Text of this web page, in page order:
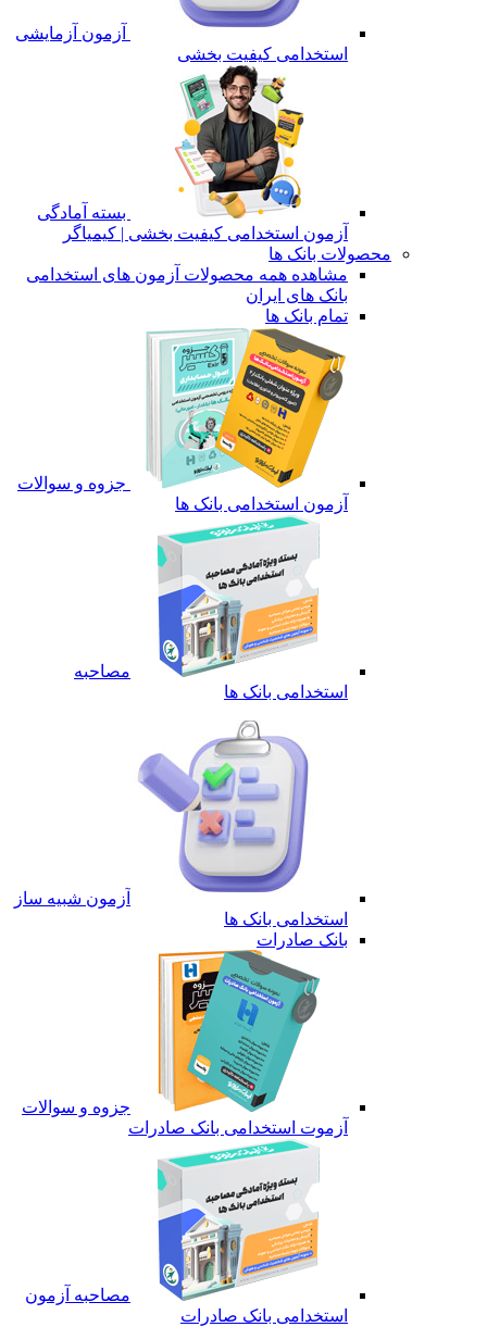
آزمون آزمایشی
استخدامی کیفیت بخشی
بسته آمادگی
آزمون استخدامی کیفیت بخشی | کیمیاگر
محصولات بانک ها
مشاهده همه محصولات آزمون های استخدامی
بانک های ایران
تمام بانک ها
جزوه و سوالات
آزمون استخدامی بانک ها
مصاحبه
استخدامی بانک ها
آزمون شبیه ساز
استخدامی بانک ها
بانک صادرات
جزوه و سوالات
آزموت استخدامی بانک صادرات
مصاحبه آزمون
استخدامی بانک صادرات